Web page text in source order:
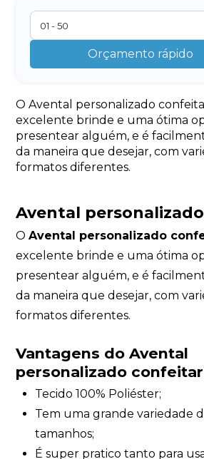
Orçamento rápido
O Avental personalizado
excelente brinde e uma ótima
presentear alguém, e é
da maneira que desejar, com
formatos diferentes.
Avental
OAvental personalizado
excelente brinde e uma ótima
presentear alguém, e é
da maneira que desejar, com
formatos diferentes.
Vantagens do Avental
personalizado
Tecido 100% Poliéster;
Tem uma grande variedade
tamanhos;
É super pratico tanto para